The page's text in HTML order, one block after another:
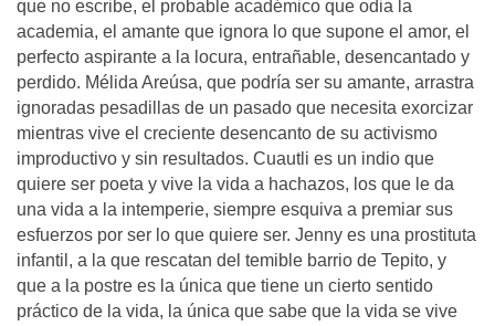
que no escribe, el probable académico que odia la
academia, el amante que ignora lo que supone el amor, el
perfecto aspirante a la locura, entrañable, desencantado y
perdido. Mélida Areúsa, que podría ser su amante, arrastra
ignoradas pesadillas de un pasado que necesita exorcizar
mientras vive el creciente desencanto de su activismo
improductivo y sin resultados. Cuautli es un indio que
quiere ser poeta y vive la vida a hachazos, los que le da
una vida a la intemperie, siempre esquiva a premiar sus
esfuerzos por ser lo que quiere ser. Jenny es una prostituta
infantil, a la que rescatan del temible barrio de Tepito, y
que a la postre es la única que tiene un cierto sentido
práctico de la vida, la única que sabe que la vida se vive